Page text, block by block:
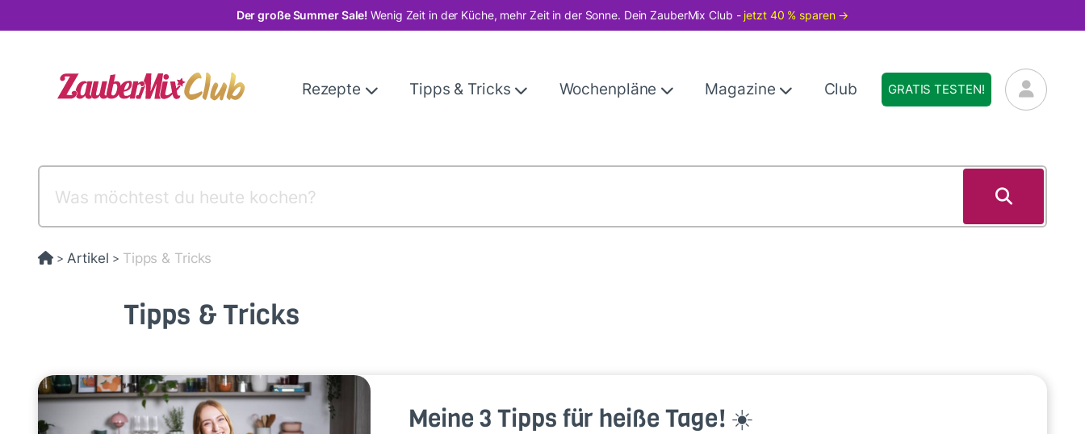
zum
Der große Summer Sale! Wenig Zeit in der Küche, mehr Zeit in der Sonne. Dein ZauberMix Club - jetzt 40 % sparen →
Rezepte Tipps & Tricks Wochenpläne Magazine Club GRATIS TESTEN!
> Artikel > Tipps & Tricks
Tipps & Tricks
Meine 3 Tipps für heiße Tage! ☀️